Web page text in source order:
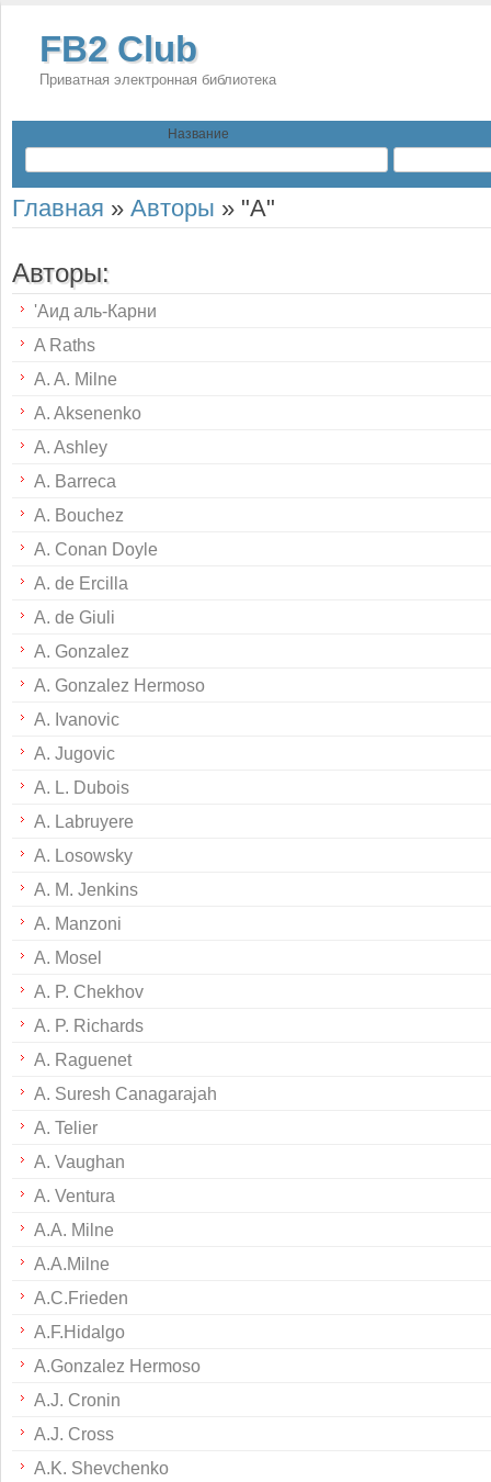
FB2 Club
Приватная электронная библиотека
Название
Главная » Авторы » "A"
Авторы:
'Аид аль-Карни
A Raths
A. A. Milne
A. Aksenenko
A. Ashley
A. Barreca
A. Bouchez
A. Conan Doyle
A. de Ercilla
A. de Giuli
A. Gonzalez
A. Gonzalez Hermoso
A. Ivanovic
A. Jugovic
A. L. Dubois
A. Labruyere
A. Losowsky
A. M. Jenkins
A. Manzoni
A. Mosel
A. P. Chekhov
A. P. Richards
A. Raguenet
A. Suresh Canagarajah
A. Telier
A. Vaughan
A. Ventura
A.A. Milne
A.A.Milne
A.C.Frieden
A.F.Hidalgo
A.Gonzalez Hermoso
A.J. Cronin
A.J. Cross
A.K. Shevchenko